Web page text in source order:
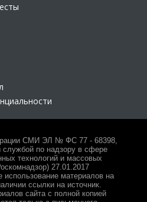
СМИ ЭЛ № ФС 77 - 68398,
по надзору в сфере
технологий и массовых
27.01.2017
использование материалов на
ссылки на источник.
сайта с полной копией